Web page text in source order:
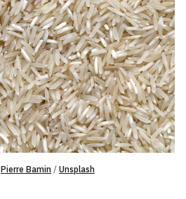
Pierre Bamin / Unsplash